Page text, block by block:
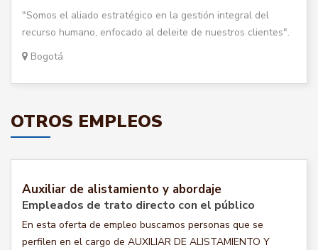
"Somos el aliado estratégico en la gestión integral del
recurso humano, enfocado al deleite de nuestros clientes".
Bogotá
OTROS EMPLEOS
Auxiliar de alistamiento y abordaje
Empleados de trato directo con el público
En esta oferta de empleo buscamos personas que se
perfilen en el cargo de AUXILIAR DE ALISTAMIENTO Y